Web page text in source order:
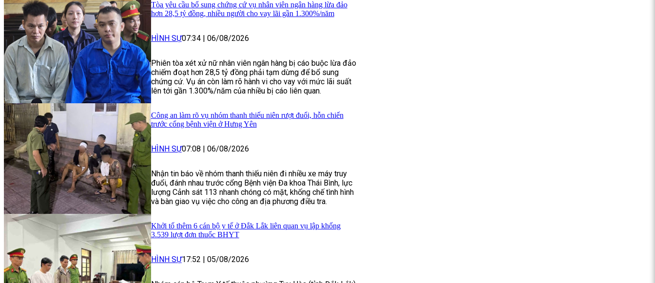
Tòa yêu cầu bổ sung chứng cứ vụ nhân viên ngân hàng lừa đảo
hơn 28,5 tỷ đồng, nhiều người cho vay lãi gần 1.300%/năm
HÌNH SỰ07:34 | 06/08/2026
Phiên tòa xét xử nữ nhân viên ngân hàng bị cáo buộc lừa đảo
chiếm đoạt hơn 28,5 tỷ đồng phải tạm dừng để bổ sung
chứng cứ. Vụ án còn làm rõ hành vi cho vay với mức lãi suất
lên tới gần 1.300%/năm của nhiều bị cáo liên quan.
Công an làm rõ vụ nhóm thanh thiếu niên rượt đuổi, hỗn chiến
trước cổng bệnh viện ở Hưng Yên
HÌNH SỰ07:08 | 06/08/2026
Nhận tin báo về nhóm thanh thiếu niên đi nhiều xe máy truy
đuổi, đánh nhau trước cổng Bệnh viện Đa khoa Thái Bình, lực
lượng Cảnh sát 113 nhanh chóng có mặt, khống chế tình hình
và bàn giao vụ việc cho công an địa phương điều tra.
Khởi tố thêm 6 cán bộ y tế ở Đắk Lắk liên quan vụ lập khống
3.539 lượt đơn thuốc BHYT
HÌNH SỰ17:52 | 05/08/2026